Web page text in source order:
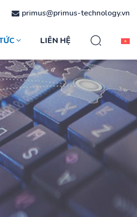
primus@primus-technology.vn
LIÊN HỆ